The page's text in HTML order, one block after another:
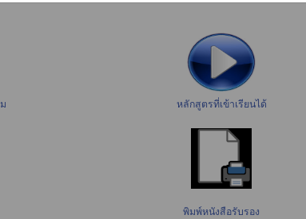
หลักสูตรที่เข้าเรียนได้
พิมพ์หนังสือรับรอง